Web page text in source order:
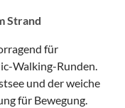
Strand
für
Walking-Runden.
und der weiche
für Bewegung.